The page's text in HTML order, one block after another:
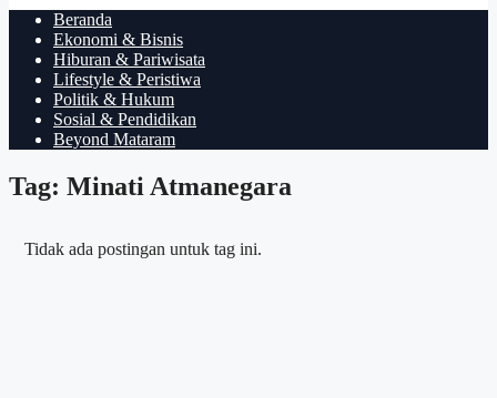
Beranda
Ekonomi & Bisnis
Hiburan & Pariwisata
Lifestyle & Peristiwa
Politik & Hukum
Sosial & Pendidikan
Beyond Mataram
Tag: Minati Atmanegara
Tidak ada postingan untuk tag ini.